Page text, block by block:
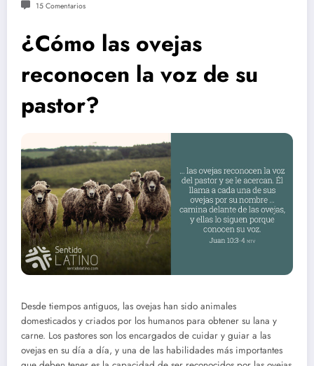
15 Comentarios
¿Cómo las ovejas
reconocen la voz de su
pastor?
Desde tiempos antiguos, las ovejas han sido animales
domesticados y criados por los humanos para obtener su lana y
carne. Los pastores son los encargados de cuidar y guiar a las
ovejas en su día a día, y una de las habilidades más importantes